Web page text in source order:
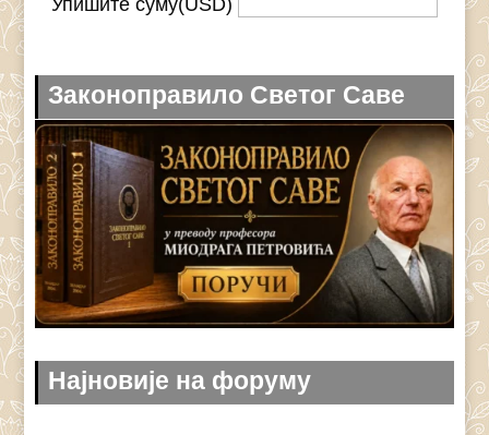
Законоправило Светог Саве
Најновије на форуму